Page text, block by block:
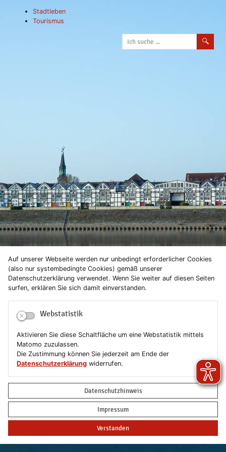
Auf unserer Webseite werden nur unbedingt erforderlicher Cookies
(also nur systembedingte Cookies) gemäß unserer
Datenschutzerklärung verwendet. Wenn Sie weiter auf diesen Seiten
surfen, erklären Sie sich damit einverstanden.
Webstatistik
Aktivieren Sie diese Schaltfläche um eine Webstatistik mittels
Matomo zuzulassen.
Die Zustimmung können Sie jederzeit am Ende der
Datenschutzerklärung widerrufen.
Datenschutzhinweis
Impressum
Verstanden
Stadtleben
Tourismus